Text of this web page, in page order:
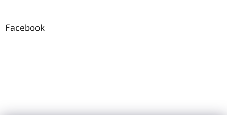
Facebook